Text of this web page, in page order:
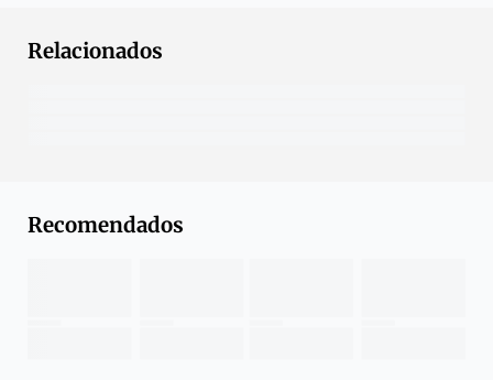
Relacionados
Recomendados